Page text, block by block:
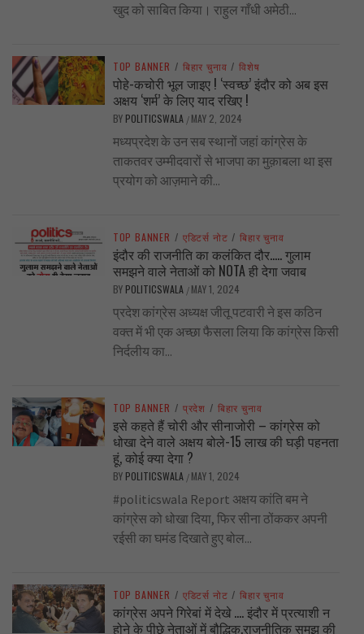
खुद को साबित किया। राहुल गाँधी अमेठी...
TOP BANNER / बिहार चुनाव / विशेष
पोहे-कचोरी भूल जाइए ! ‘स्वच्छ’ इंदौर को अब इस
अक्षय ‘शर्म’ के लिए याद रखिए !
BY POLITICSWALA / MAY 2, 2024
मध्यप्रदेश के उन सब स्थानों जहां कांग्रेस के
ताकतवर उम्मीदवारों से भाजपा का मुक़ाबला था इस
प्रयोग को आज़माने की...
TOP BANNER / एडिटर्स नोट / बिहार चुनाव
इंदौर की राजनीति का कलंकित दौर….. गुलाम
समझने वाले नेताओं को NOTA ही देगा जवाब
BY POLITICSWALA / MAY 1, 2024
प्रदेश कांग्रेस अध्यक्ष जीतू पटवारी ने इस कठिन
वक्त में भी एक अच्छा फैसला लिया कि कांग्रेस किसी
निर्दलीय का...
TOP BANNER / प्रदेश / बिहार चुनाव
इसे कहते हैं चोरी और सीनाजोरी – कांग्रेस को
धोखा देने वाले अक्षय बोले-15 लाख की घड़ी पहनता
हूं, कोई क्या देगा ?
BY POLITICSWALA / MAY 1, 2024
#politicswala Report अक्षय कांति बम ने
कांग्रेस को धोखा दिया, फिर सीना ठोंककर अपनी
रईसी का घमंड दिखाते हुए बोल...
TOP BANNER / एडिटर्स नोट / बिहार चुनाव
कांग्रेस अपने गिरेबां में देखे …. इंदौर में प्रत्याशी न
होने के पीछे नेताओं में बौद्धिक,राजनीतिक समझ की